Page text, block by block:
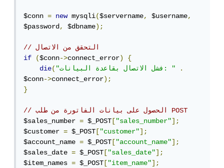
$conn = new mysqli($servername, $username,
$password, $dbname);
// التحقق من الاتصال
if
($conn->connect_error)
{
die( "فشل الاتصال بقاعدة البيانات: "
.
$conn->connect_error);
}
// الحصول على بيانات الفاتورة من طلب POST
$sales_number = $_POST ["sales_number"];
$customer = $_POST ["customer"];
$account_name = $_POST ["account_name"];
$sales_date = $_POST ["sales_date"];
$item_names = $_POST ["item_name"];